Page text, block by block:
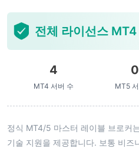
전체 라이선스 MT4
4
MT4 서버 수
0
MT5
정식 MT4/5 마스터 레이블 브로커
기술 지원을 제공합니다. 보통 비즈